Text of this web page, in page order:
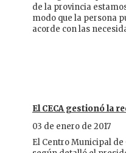
de la provincia
modo que la persona
acorde con las
El CECA gestionó la
03 de enero de 2017
El Centro Municipal de